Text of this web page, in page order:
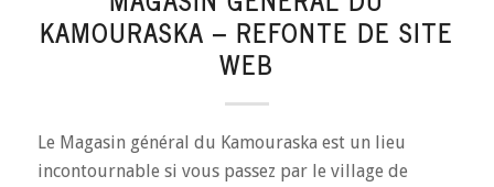
KAMOURASKA – REFONTE DE SITE
WEB
Le Magasin général du Kamouraska est un lieu
incontournable si vous passez par le village de